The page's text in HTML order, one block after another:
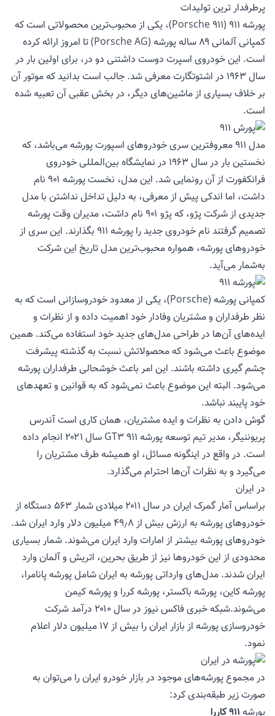
پرطرفدار ترین تولیدات
پورشه ۹۱۱ (Porsche 911)، یکی از محبوب‌ترین محصولاتی است که
کمپانی آلمانی ۸۹ ساله پورشه (Porsche AG) تا امروز ارائه کرده
است. این خودروی اسپرت دوست داشتنی دو در، برای اولین بار در
سال ۱۹۶۳ در اشتوتگارت معرفی شد. جالب است بدانید که موتور آن
بر خلاف بسیاری از ماشین‌های دیگر، در بخش عقبی آن تعبیه شده
است.
مدل 911 معروفترین سری خودروهای اسپورت پورشه می‌باشد، که
نخستین بار در سال ۱۹۶۳ در نمایشگاه بین‌المللی خودروی
فرانکفورت از آن رونمایی شد. این مدل، نخست پورشه ۹۰۱ نام
داشت، اما اندکی پیش از معرفی، به دلیل تداخل نداشتن با مدل
جدیدی از شرکت پژو، که پژو ۹۰۱ نام داشت، مدیران وقت پورشه
تصمیم گرفتند نام خودروی جدید را پورشه ۹۱۱ بگذارند. این سری از
خودروهای پورشه، همواره محبوب‌ترین مدل تاریخ این شرکت
به‌شمار می‌آید.
کمپانی پورشه (Porsche)، یکی از معدود خودروسازانی است که به
نظر طرفداران و مشتریان وفادار خود اهمیت داده و از نظرات و
ایده‌های آن‌ها در طراحی مدل‌های جدید خود استفاده می‌کند. همین
موضوع باعث می‌شود که محصولاتش نسبت به گذشته پیشرفت
چشم گیری داشته باشند. این امر باعث خوشحالی طرفداران پورشه
می‌شود. البته این موضوع باعث نمی‌شود که به قوانین و تعهدهای
خود پایبند نباشد.
گوش دادن به نظرات و ایده مشتریان، همان کاری است آندرس
پریوننیگر، مدیر تیم توسعه پورشه 911 GT3 سال ۲۰۲۱ انجام داده
است. در واقع در اینگونه مسائل، او همیشه طرف مشتریان را
می‌گیرد و به نظرات آن‌ها احترام می‌گذارد.
در ایران
براساس آمار گمرک ایران در سال ۲۰۱۱ میلادی شمار ۵۶۳ دستگاه از
خودروهای پورشه به ارزش بیش از ۴۹٫۸ میلیون دلار وارد ایران شد.
خودروهای پورشه بیشتر از امارات وارد ایران می‌شوند. شمار بسیاری
محدودی از این خودروها نیز از طریق بحرین، اتریش و آلمان وارد
ایران شدند. مدل‌های وارداتی پورشه به ایران شامل پورشه پانامرا،
پورشه کاین، پورشه باکستر، پورشه کررا و پورشه کیمن
می‌شوند.شبکه خبری فاکس نیوز در سال ۲۰۱۰ درآمد شرکت
خودروسازی پورشه از بازار ایران را بیش از ۱۷ میلیون دلار اعلام
نمود.
در مجموع پورشه‌های موجود در بازار خودرو ایران را می‌توان به
صورت زیر طبقه‌بندی کرد:
پورشه 911 کاررا